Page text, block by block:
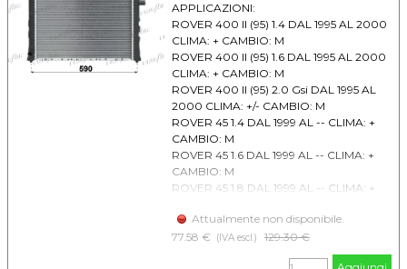
APPLICAZIONI:
ROVER 400 II (95) 1.4 DAL 1995 AL 2000
CLIMA: + CAMBIO: M
ROVER 400 II (95) 1.6 DAL 1995 AL 2000
CLIMA: + CAMBIO: M
ROVER 400 II (95) 2.0 Gsi DAL 1995 AL
2000 CLIMA: +/- CAMBIO: M
ROVER 45 1.4 DAL 1999 AL -- CLIMA: +
CAMBIO: M
ROVER 45 1.6 DAL 1999 AL -- CLIMA: +
CAMBIO: M
ROVER 45 1.8 DAL 1999 AL -- CLIMA: +
Attualmente non disponibile.
77.58 €
(IVA escl.) Prezzo senza sconto
129.30 €